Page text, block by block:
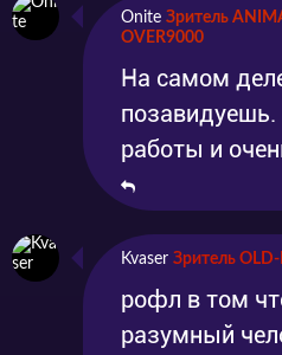
Onite Зритель
OVER9000
На самом
работы и
Kvaser Зритель
рофл в том
разумный